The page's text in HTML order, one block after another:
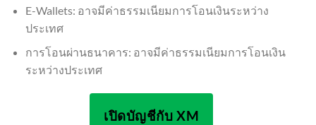
E-Wallets: อาจมีค่าธรรมเนียมการโอนเงินระหว่าง
ประเทศ
การโอนผ่านธนาคาร: อาจมีค่าธรรมเนียมการโอนเงิน
ระหว่างประเทศ
เปิดบัญชีกับ XM